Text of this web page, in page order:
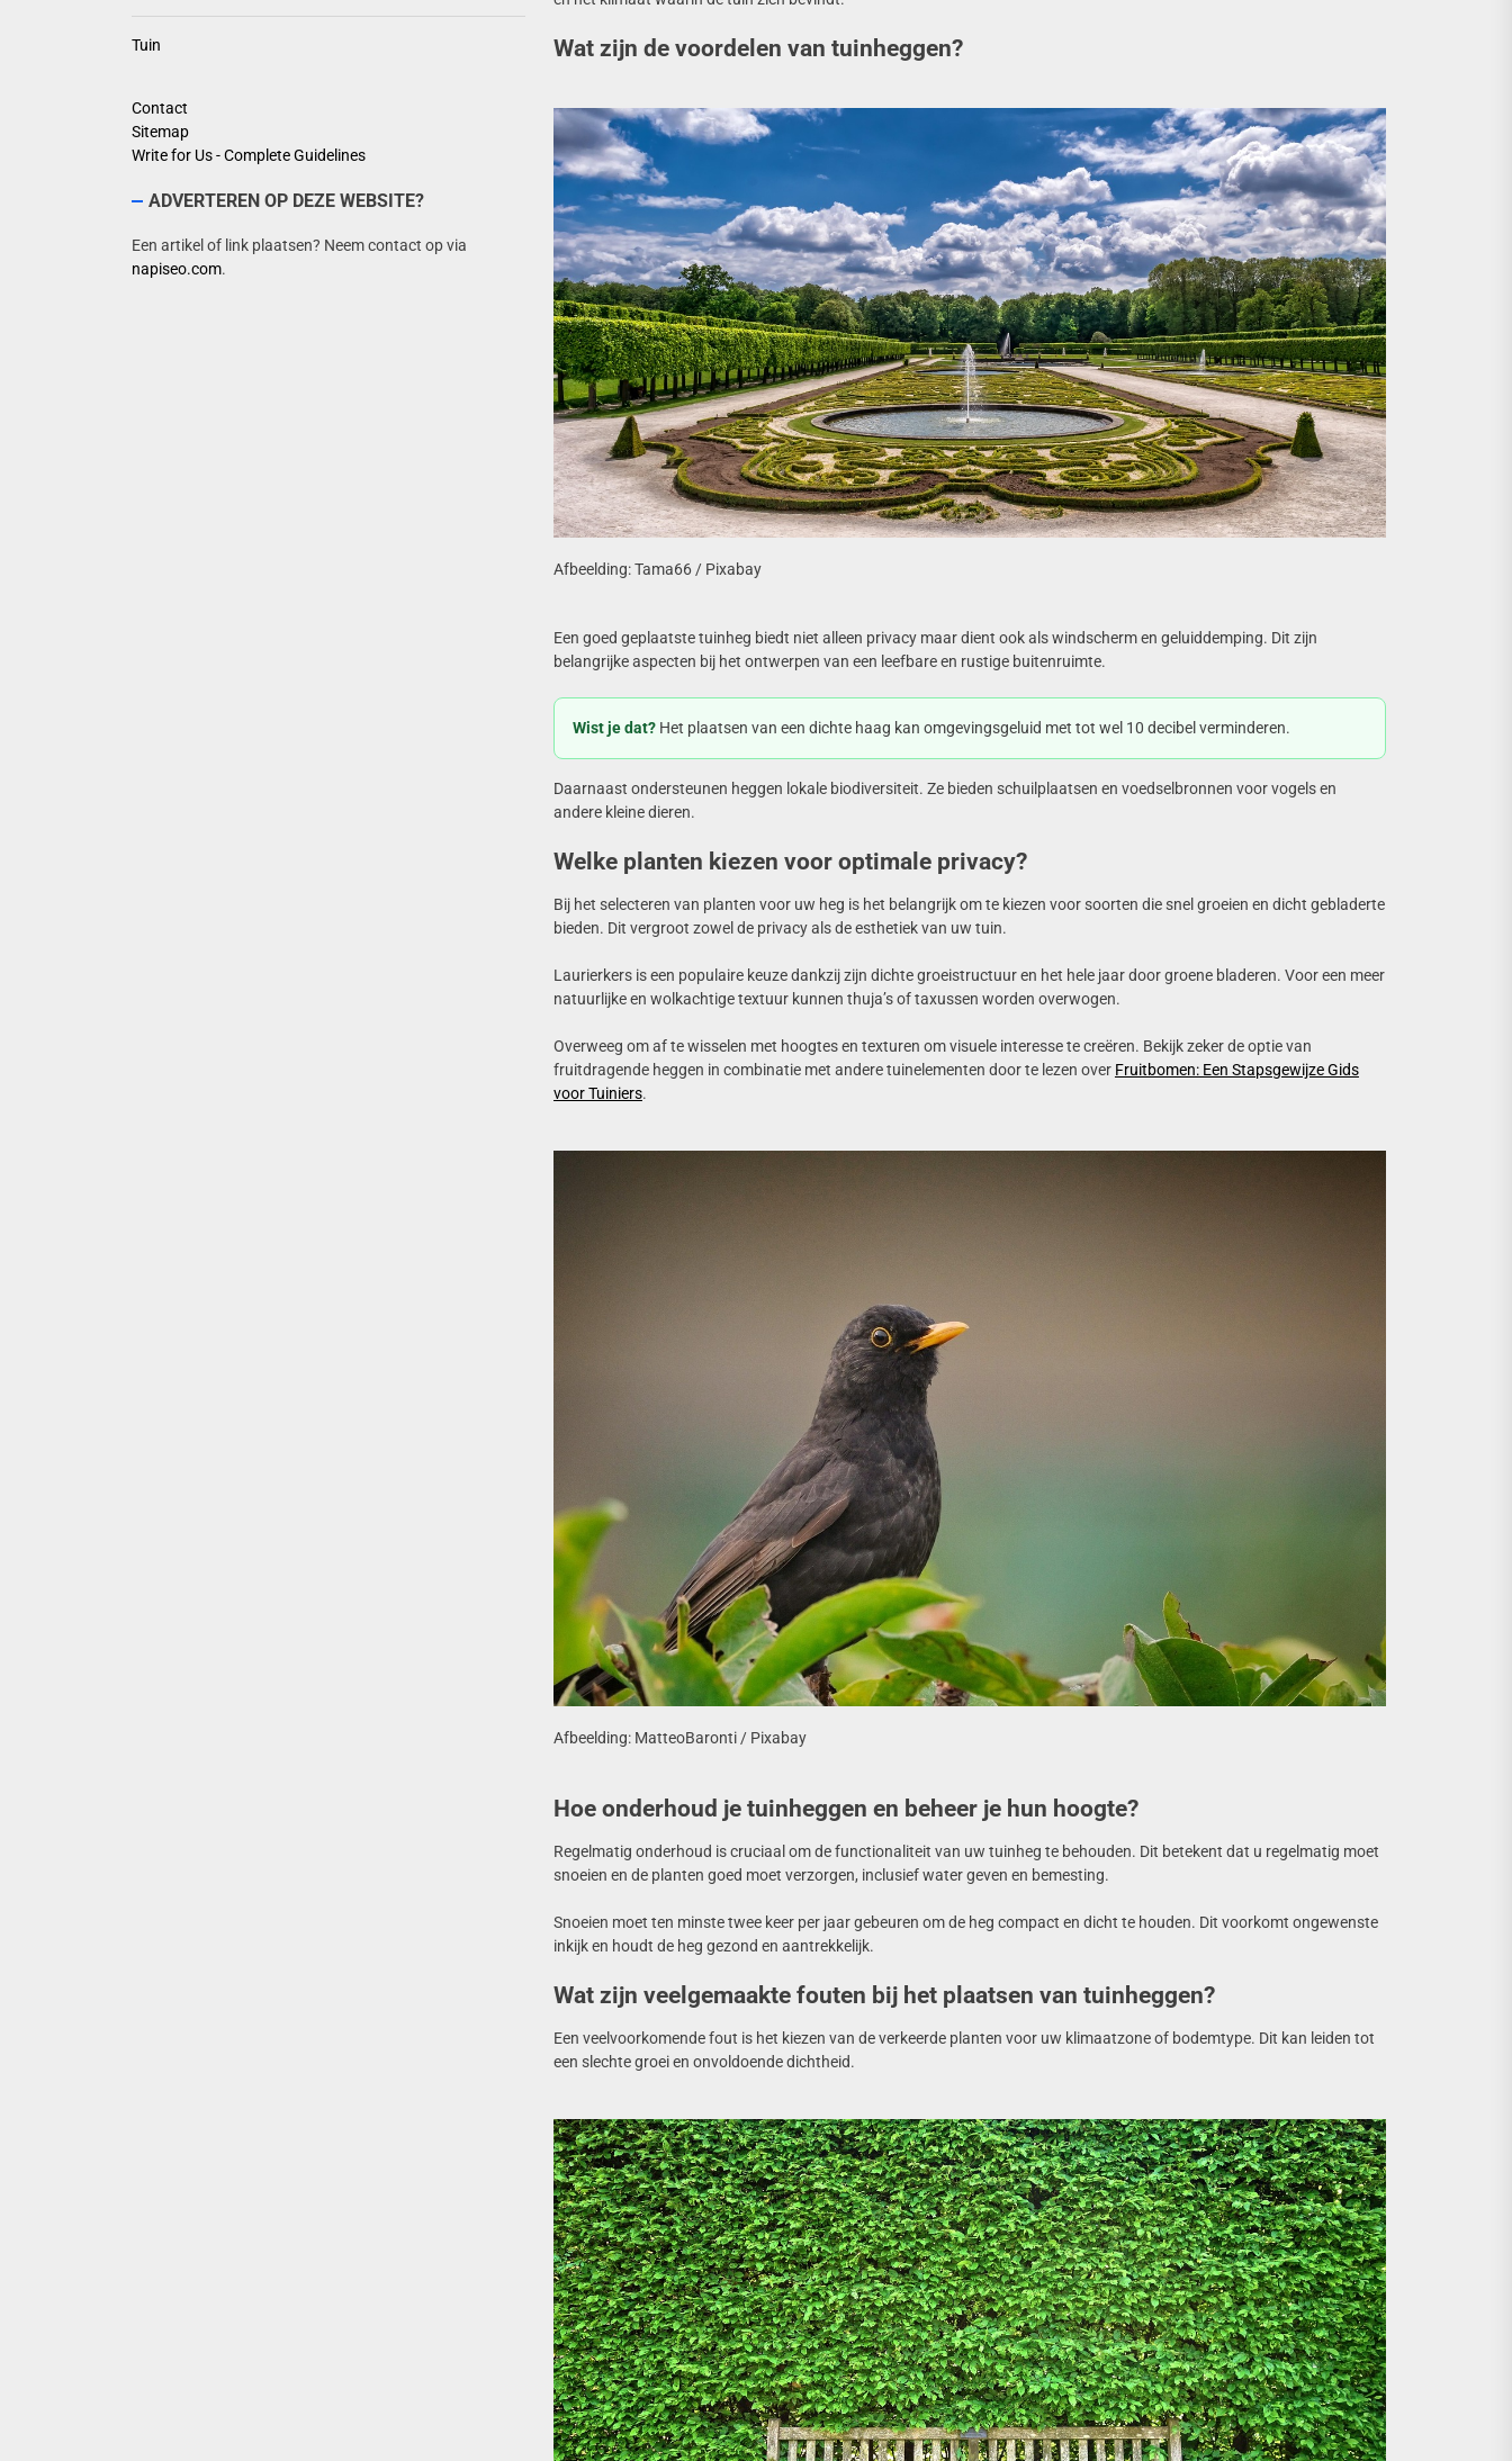
Wat zijn de voordelen van tuinheggen?
Afbeelding: Tama66 / Pixabay
Een goed geplaatste tuinheg biedt niet alleen privacy maar dient ook als windscherm en geluiddemping. Dit zijn
belangrijke aspecten bij het ontwerpen van een leefbare en rustige buitenruimte.
Wist je dat?Het plaatsen van een dichte haag kan omgevingsgeluid met tot wel 10 decibel verminderen.
Daarnaast ondersteunen heggen lokale biodiversiteit. Ze bieden schuilplaatsen en voedselbronnen voor vogels en
andere kleine dieren.
Welke planten kiezen voor optimale privacy?
Bij het selecteren van planten voor uw heg is het belangrijk om te kiezen voor soorten die snel groeien en dicht gebladerte
bieden. Dit vergroot zowel de privacy als de esthetiek van uw tuin.
Laurierkers is een populaire keuze dankzij zijn dichte groeistructuur en het hele jaar door groene bladeren. Voor een meer
natuurlijke en wolkachtige textuur kunnen thuja’s of taxussen worden overwogen.
Overweeg om af te wisselen met hoogtes en texturen om visuele interesse te creëren. Bekijk zeker de optie van
fruitdragende heggen in combinatie met andere tuinelementen door te lezen over Fruitbomen: Een Stapsgewijze Gids
voor Tuiniers.
Afbeelding: MatteoBaronti / Pixabay
Hoe onderhoud je tuinheggen en beheer je hun hoogte?
Regelmatig onderhoud is cruciaal om de functionaliteit van uw tuinheg te behouden. Dit betekent dat u regelmatig moet
snoeien en de planten goed moet verzorgen, inclusief water geven en bemesting.
Snoeien moet ten minste twee keer per jaar gebeuren om de heg compact en dicht te houden. Dit voorkomt ongewenste
inkijk en houdt de heg gezond en aantrekkelijk.
Wat zijn veelgemaakte fouten bij het plaatsen van tuinheggen?
Een veelvoorkomende fout is het kiezen van de verkeerde planten voor uw klimaatzone of bodemtype. Dit kan leiden tot
een slechte groei en onvoldoende dichtheid.
Tuin
Contact
Sitemap
Write for Us - Complete Guidelines
ADVERTEREN OP DEZE WEBSITE?
Een artikel of link plaatsen? Neem contact op via
napiseo.com.